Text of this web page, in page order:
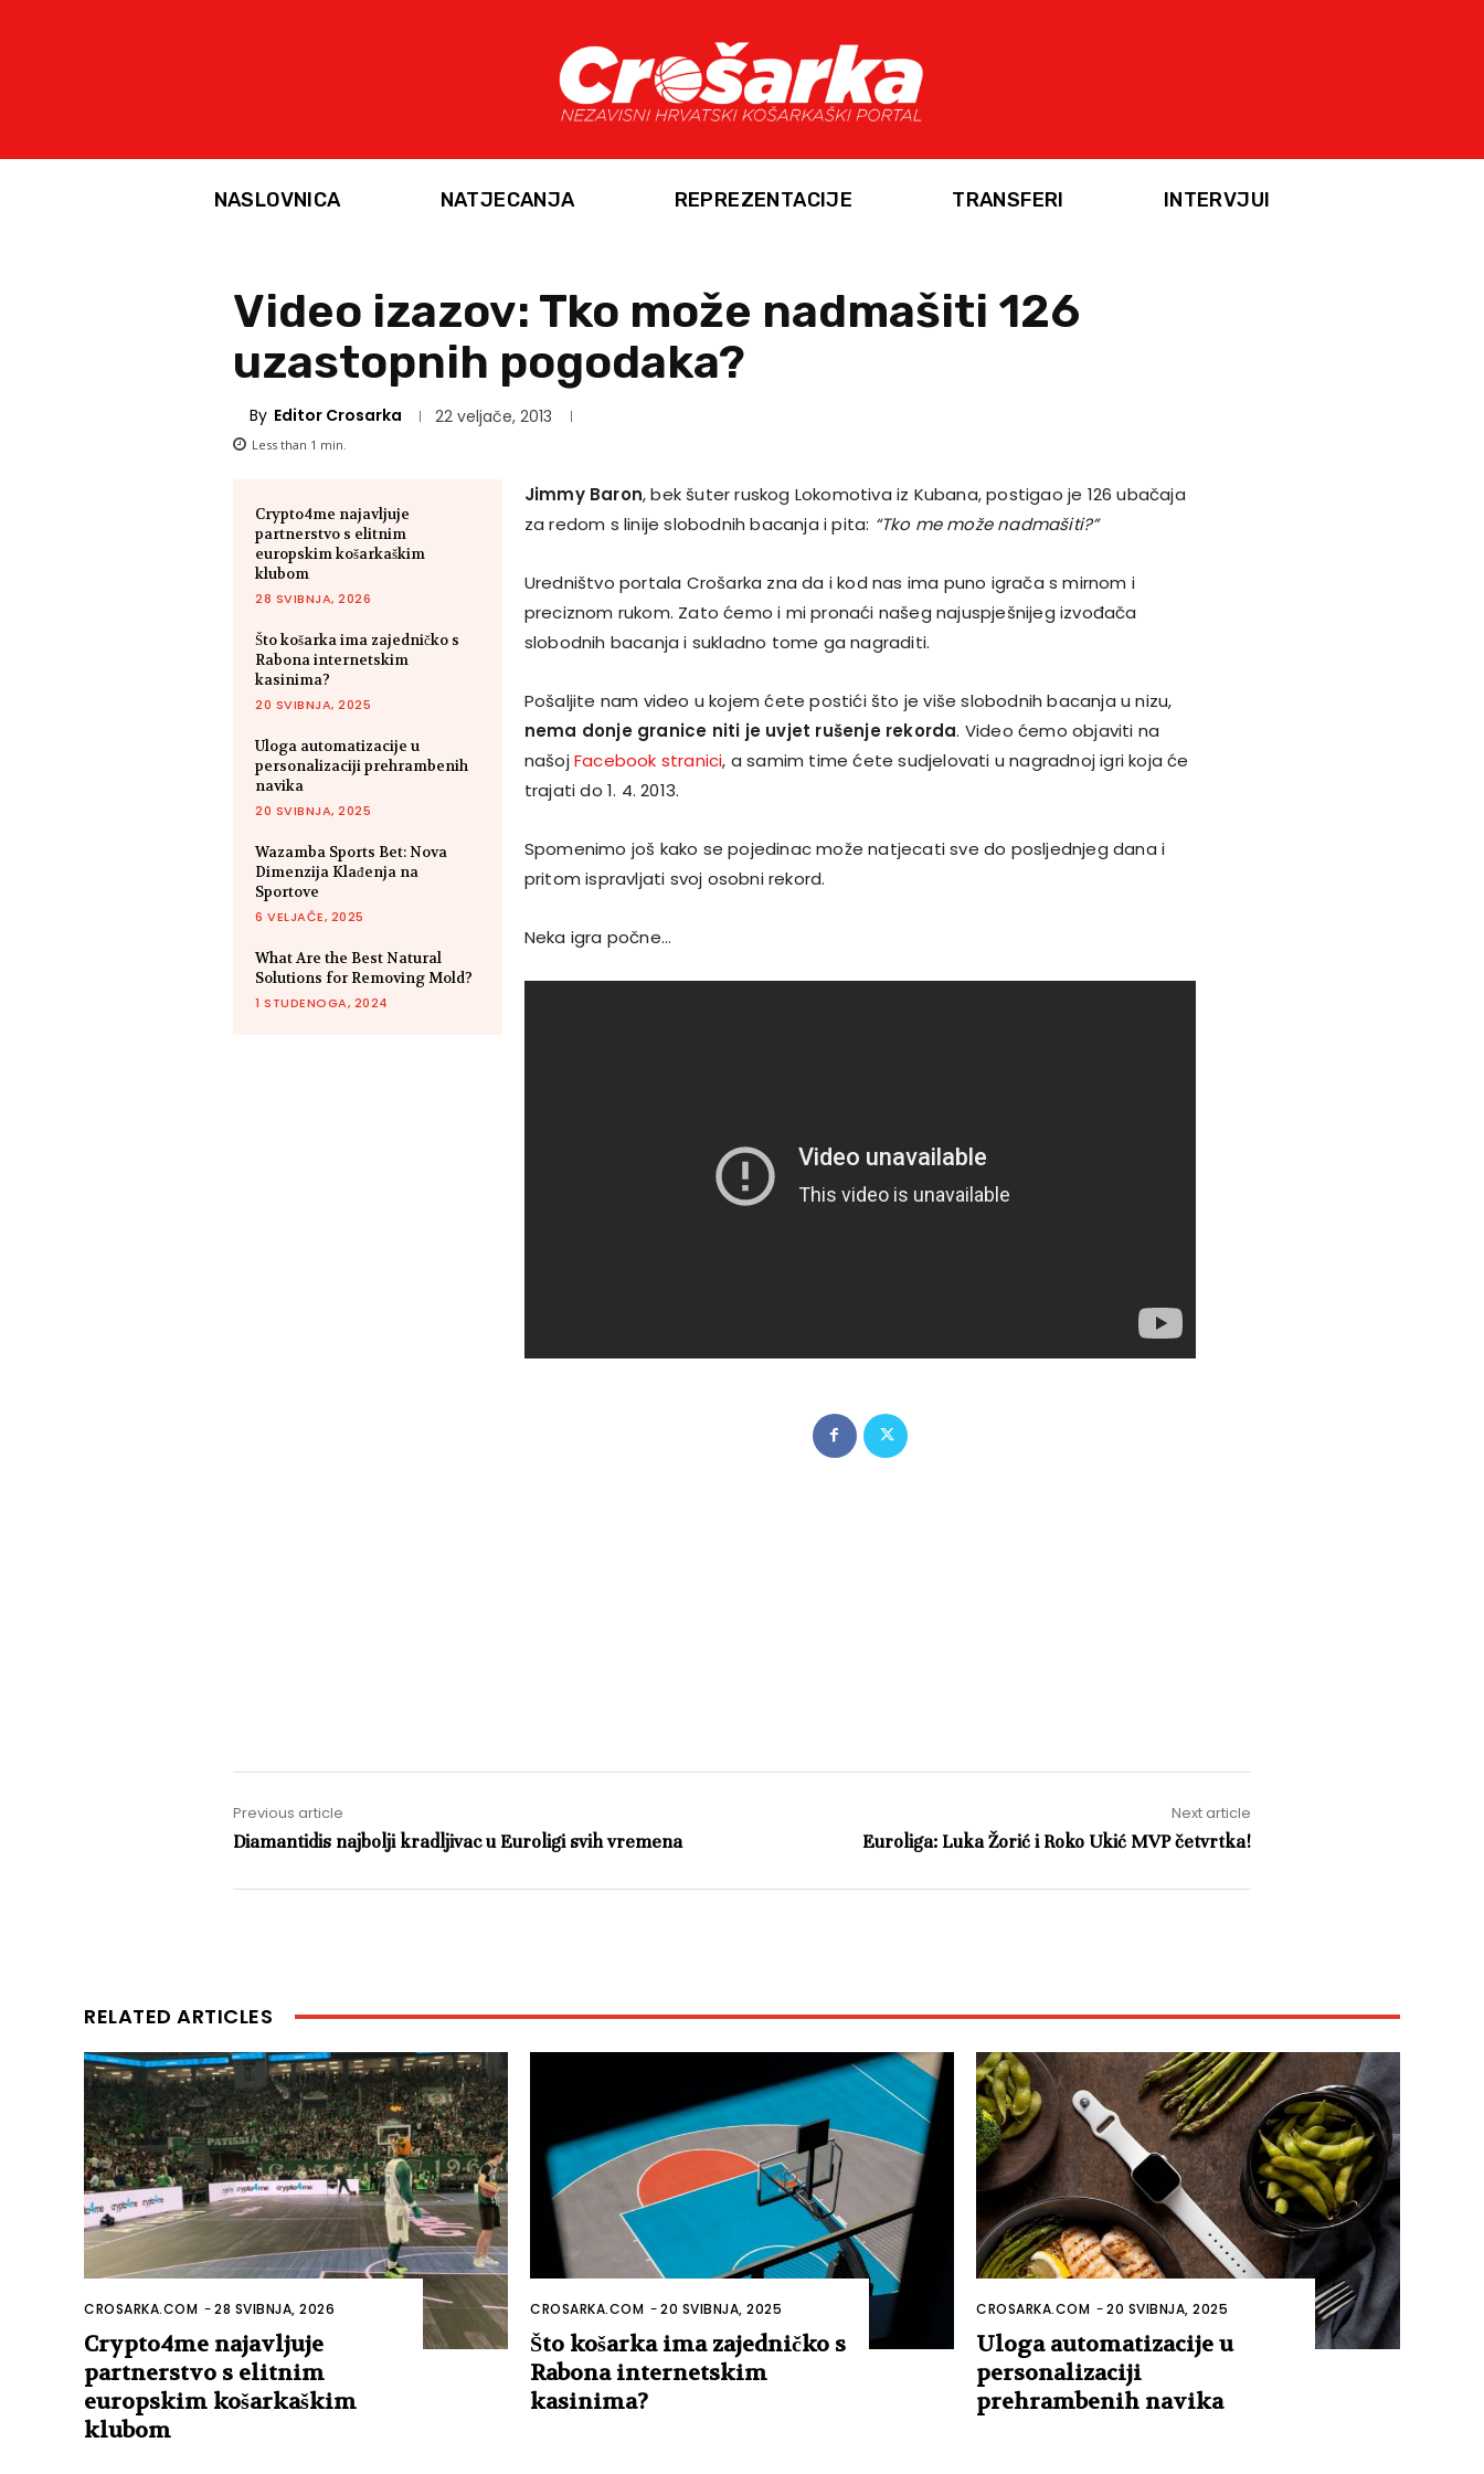
NASLOVNICA NATJECANJA REPREZENTACIJE TRANSFERI INTERVJUI
Video izazov: Tko može nadmašiti 126
uzastopnih pogodaka?
By Editor Crosarka 22 veljače, 2013
Less than 1 min.
Crypto4me najavljuje
partnerstvo s elitnim
europskim košarkaškim
klubom
28 SVIBNJA, 2026
Što košarka ima zajedničko s
Rabona internetskim
kasinima?
20 SVIBNJA, 2025
Uloga automatizacije u
personalizaciji prehrambenih
navika
20 SVIBNJA, 2025
Wazamba Sports Bet: Nova
Dimenzija Klađenja na
Sportove
6 VELJAČE, 2025
What Are the Best Natural
Solutions for Removing Mold?
1 STUDENOGA, 2024
Jimmy Baron, bek šuter ruskog Lokomotiva iz Kubana, postigao je 126 ubačaja
za redom s linije slobodnih bacanja i pita: “Tko me može nadmašiti?”
Uredništvo portala Crošarka zna da i kod nas ima puno igrača s mirnom i
preciznom rukom. Zato ćemo i mi pronaći našeg najuspješnijeg izvođača
slobodnih bacanja i sukladno tome ga nagraditi.
Pošaljite nam video u kojem ćete postići što je više slobodnih bacanja u nizu,
nema donje granice niti je uvjet rušenje rekorda. Video ćemo objaviti na
našojFacebook stranici, a samim time ćete sudjelovati u nagradnoj igri koja će
trajati do 1. 4. 2013.
Spomenimo još kako se pojedinac može natjecati sve do posljednjeg dana i
pritom ispravljati svoj osobni rekord.
Neka igra počne…
Previous article
Diamantidis najbolji kradljivac u Euroligi svih vremena
Next article
Euroliga: Luka Žorić i Roko Ukić MVP četvrtka!
RELATED ARTICLES
CROSARKA.COM -28 SVIBNJA, 2026
Crypto4me najavljuje
partnerstvo s elitnim
europskim košarkaškim
klubom
CROSARKA.COM -20 SVIBNJA, 2025
Što košarka ima zajedničko s
Rabona internetskim
kasinima?
CROSARKA.COM -20 SVIBNJA, 2025
Uloga automatizacije u
personalizaciji
prehrambenih navika